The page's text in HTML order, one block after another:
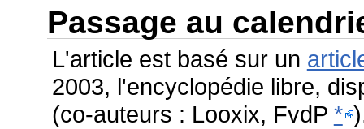
Passage au
L'article est basé sur un
2003, l'encyclopédie libre,
(co-auteurs : Looxix, FvdP *